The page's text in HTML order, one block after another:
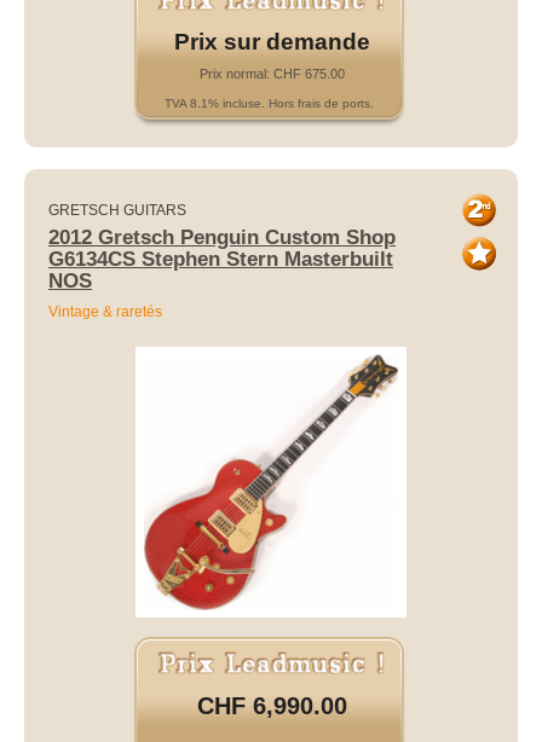
Prix sur demande
Prix normal: CHF 675.00
TVA 8.1% incluse. Hors frais de ports.
GRETSCH GUITARS
2012 Gretsch Penguin Custom Shop
G6134CS Stephen Stern Masterbuilt
NOS
Vintage & raretés
CHF 6,990.00